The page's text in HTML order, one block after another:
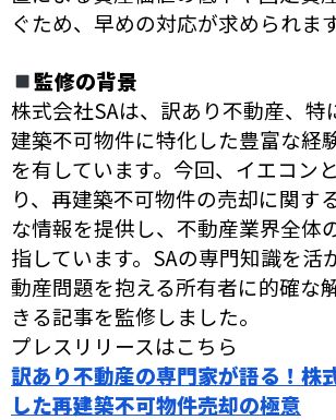
ぐため、早めの対応が求められます
監修の背景
株式会社SAは、訳あり不動産、特
建築不可物件に特化した豊富な経
を有しています。今回、イエコン
り、再建築不可物件の売却に関す
な情報を提供し、不動産業界全体
指しています。SAの専門知識を活
動産問題を抱える所有者に的確な
きる記事を監修しました。
プレスリリースはこちら
訳あり不動産の専門家が語る！株
した再建築不可物件売却の極意